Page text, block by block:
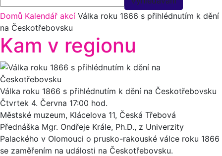
Domů Kalendář akcí Válka roku 1866 s přihlédnutím k dění
na Českotřebovsku
Kam v regionu
Válka roku 1866 s přihlédnutím k dění na Českotřebovsku
Čtvrtek 4. Června 17:00 hod.
Městské muzeum, Klácelova 11, Česká Třebová
Přednáška Mgr. Ondřeje Krále, Ph.D., z Univerzity
Palackého v Olomouci o prusko-rakouské válce roku 1866
se zaměřením na události na Českotřebovsku.